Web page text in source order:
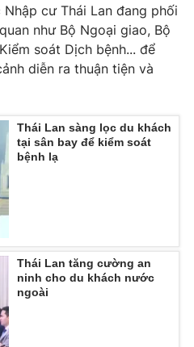
hình Việt Nam
báo điện tử số 483/GP-BTTTT
Mỹ Hạnh, Phạm Quốc Thắng,
- 024.38 355 932
cư Thái Lan đang phối
như Bộ Ngoại giao, Bộ
soát Dịch bệnh... để
diễn ra thuận tiện và
Thái Lan sàng lọc du khách
tại sân bay để kiểm soát
bệnh lạ
Thái Lan tăng cường an
ninh cho du khách nước
ngoài